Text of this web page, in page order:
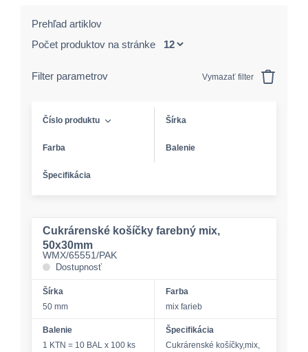
Prehľad artiklov
Počet produktov na stránke
Filter parametrov Vymazať filter
Číslo produktu Šírka
Farba Balenie
Špecifikácia
Cukrárenské košíčky farebný mix,
50x30mm
WMX/65551/PAK
Dostupnosť
Šírka
50 mm
Farba
mix farieb
Balenie
1 KTN = 10 BAL x 100 ks
Špecifikácia
Cukrárenské košíčky,mix,